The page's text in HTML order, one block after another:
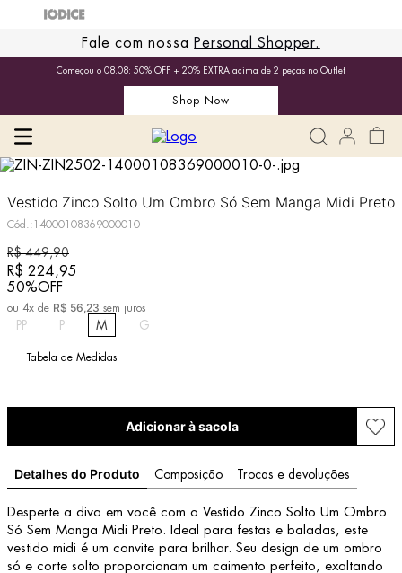
Fale com nossa Personal Shopper.
Começou o 08.08: 50% OFF + 20% EXTRA acima de 2 peças no Outlet
Shop Now
Vestido Zinco Solto Um Ombro Só Sem Manga Midi Preto
Cód. : 14000108369000010
R$ 449,90
R$ 224,95
50%OFF
ou 4x de R$ 56,23 sem juros
PP P M G
Tabela de Medidas
Adicionar à sacola
Detalhes do Produto Composição Trocas e devoluções
Desperte a diva em você com o Vestido Zinco Solto Um Ombro
Só Sem Manga Midi Preto. Ideal para festas e baladas, este
vestido midi é um convite para brilhar. Seu design de um ombro
só e corte solto proporcionam um caimento perfeito, exaltando